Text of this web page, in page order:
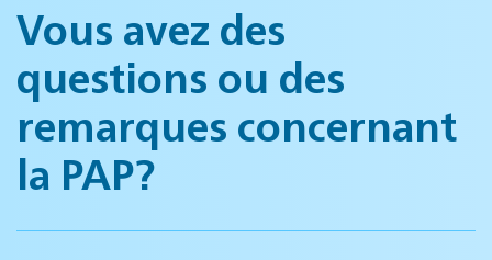
Vous avez des
questions ou des
remarques concernant
la PAP?